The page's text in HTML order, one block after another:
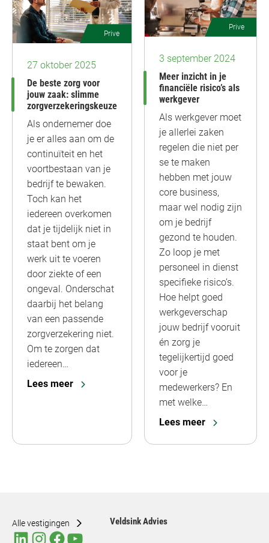
Prive
27 oktober 2025
De beste zorg voor
jouw zaak: slimme
zorgverzekeringskeuze
Als ondernemer doe
je er alles aan om de
continuïteit en het
voortbestaan van je
bedrijf te bewaken.
Toch kan het
iedereen overkomen
dat je tijdelijk niet in
staat bent om je
werk uit te voeren
door ziekte of een
ongeval. Onderschat
daarbij het belang
van een passende
zorgverzekering niet.
Om te zorgen dat
iedereen…
Lees meer
Prive
3 september 2024
Meer inzicht in je
financiële risico’s als
werkgever
Als werkgever moet
je allerlei zaken
regelen die niet per
se te maken
hebben met jouw
core business,
maar wel nodig zijn
om je bedrijf
gezond te houden.
Zo loop je met
personeel in dienst
specifieke risico’s.
Hoe helpt goed
werkgeverschap
jouw bedrijf vooruit
én zorg je
tegelijkertijd goed
voor je
medewerkers? En
met welke…
Lees meer
Alle vestigingen Veldsink Advies